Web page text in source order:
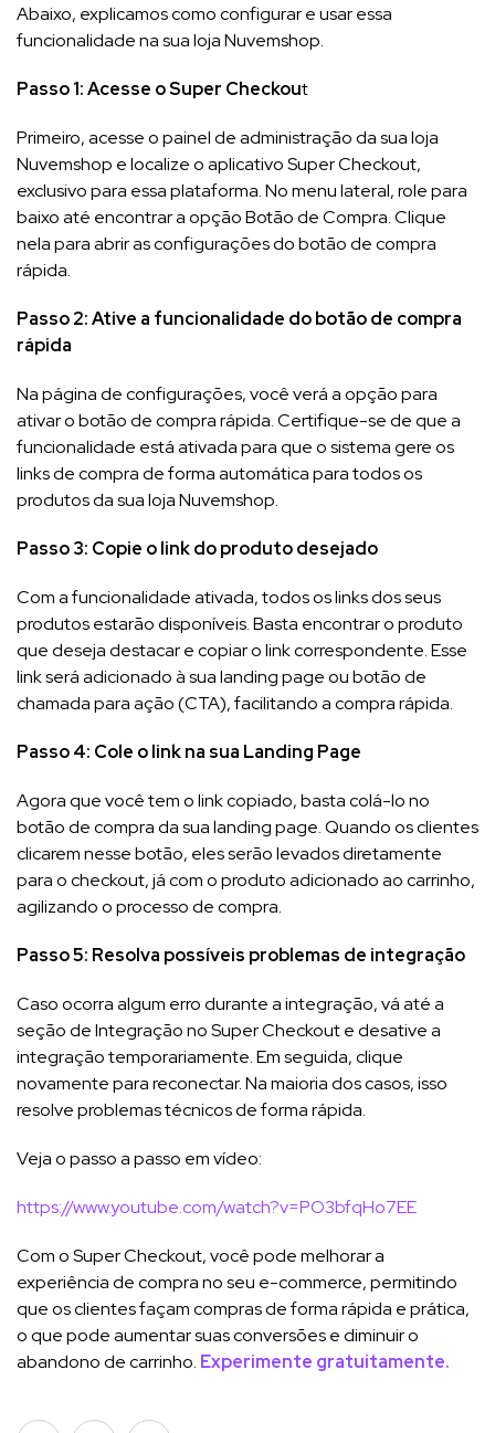
Abaixo, explicamos como configurar e usar essa
funcionalidade na sua loja Nuvemshop.
Passo 1: Acesse o Super Checkout
Primeiro, acesse o painel de administração da sua loja
Nuvemshop e localize o aplicativo Super Checkout,
exclusivo para essa plataforma. No menu lateral, role para
baixo até encontrar a opção Botão de Compra. Clique
nela para abrir as configurações do botão de compra
rápida.
Passo 2: Ative a funcionalidade do botão de compra
rápida
Na página de configurações, você verá a opção para
ativar o botão de compra rápida. Certifique-se de que a
funcionalidade está ativada para que o sistema gere os
links de compra de forma automática para todos os
produtos da sua loja Nuvemshop.
Passo 3: Copie o link do produto desejado
Com a funcionalidade ativada, todos os links dos seus
produtos estarão disponíveis. Basta encontrar o produto
que deseja destacar e copiar o link correspondente. Esse
link será adicionado à sua landing page ou botão de
chamada para ação (CTA), facilitando a compra rápida.
Passo 4: Cole o link na sua Landing Page
Agora que você tem o link copiado, basta colá-lo no
botão de compra da sua landing page. Quando os clientes
clicarem nesse botão, eles serão levados diretamente
para o checkout, já com o produto adicionado ao carrinho,
agilizando o processo de compra.
Passo 5: Resolva possíveis problemas de integração
Caso ocorra algum erro durante a integração, vá até a
seção de Integração no Super Checkout e desative a
integração temporariamente. Em seguida, clique
novamente para reconectar. Na maioria dos casos, isso
resolve problemas técnicos de forma rápida.
Veja o passo a passo em vídeo:
https://www.youtube.com/watch?v=PO3bfqHo7EE
Com o Super Checkout, você pode melhorar a
experiência de compra no seu e-commerce, permitindo
que os clientes façam compras de forma rápida e prática,
o que pode aumentar suas conversões e diminuir o
abandono de carrinho. Experimente gratuitamente.